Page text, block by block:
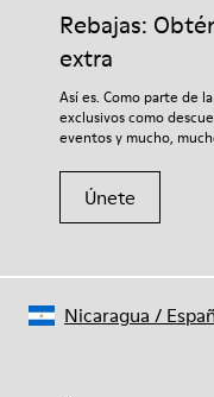
Forro: 53% piel
garantizará que duren
Si deseas obtener
tu par, visita nuestra
Rebajas:
extra
Así es. Como parte de
exclusivos como
eventos y mucho,
Únete
Nicaragua /